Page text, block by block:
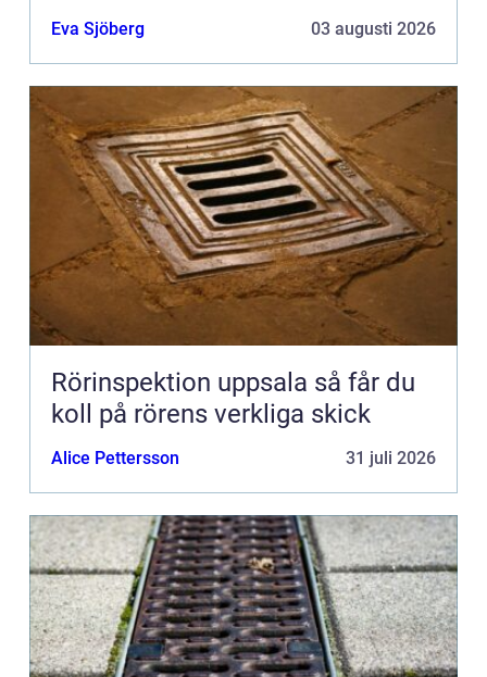
Eva Sjöberg 03 augusti 2026
Rörinspektion uppsala så får du
koll på rörens verkliga skick
Alice Pettersson 31 juli 2026